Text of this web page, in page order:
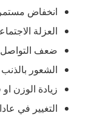
انخفاض
العزلة
ضعف التواصل
الشعور
زيادة الوزن
التغيير في